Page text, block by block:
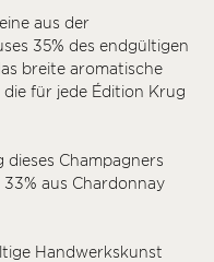
aus der
35% des endgültigen
breite aromatische
für jede Édition Krug
Champagners
aus Chardonnay
Handwerkskunst